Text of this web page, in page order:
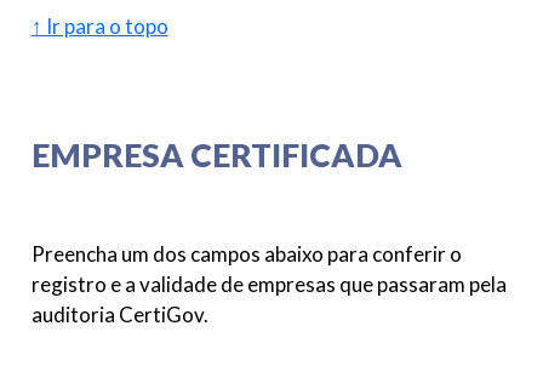
↑ Ir para o topo
EMPRESA CERTIFICADA
Preencha um dos campos abaixo para conferir o
registro e a validade de empresas que passaram pela
auditoria CertiGov.